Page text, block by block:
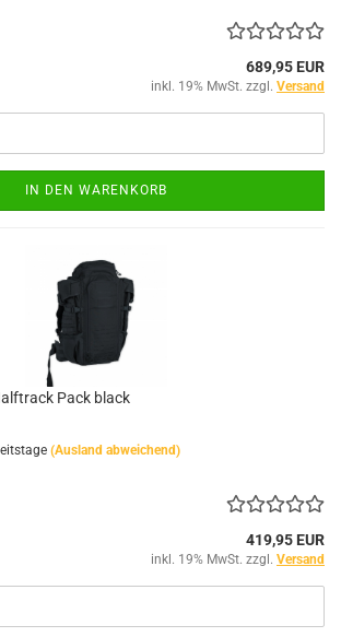
689,95 EUR
inkl. 19% MwSt. zzgl. Versand
IN DEN WARENKORB
Pack black
(Ausland abweichend)
419,95 EUR
inkl. 19% MwSt. zzgl. Versand